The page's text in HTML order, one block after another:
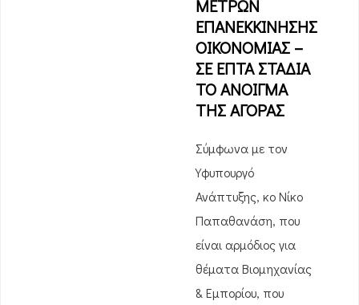
ΜΕΤΡΩΝ
ΕΠΑΝΕΚΚΙΝΗΣΗΣ
ΟΙΚΟΝΟΜΙΑΣ –
ΣΕ ΕΠΤΑ ΣΤΑΔΙΑ
ΤΟ ΑΝΟΙΓΜΑ
ΤΗΣ ΑΓΟΡΑΣ
Σύμφωνα με τον
Υφυπουργό
Ανάπτυξης, κο Νίκο
Παπαθανάση, που
είναι αρμόδιος για
θέματα Βιομηχανίας
& Εμπορίου, που